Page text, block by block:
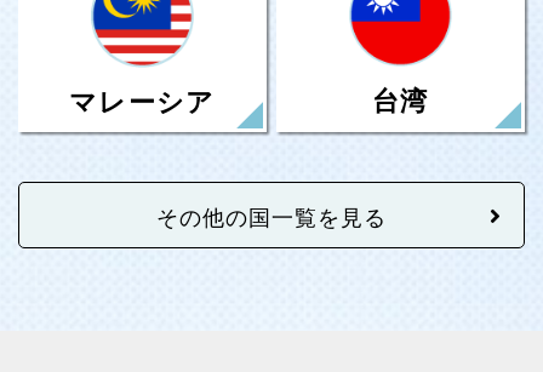
マレーシア 台湾
その他の国一覧を見る